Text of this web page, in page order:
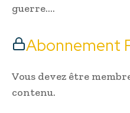
guerre….
Abonnement
Vous devez être
contenu.